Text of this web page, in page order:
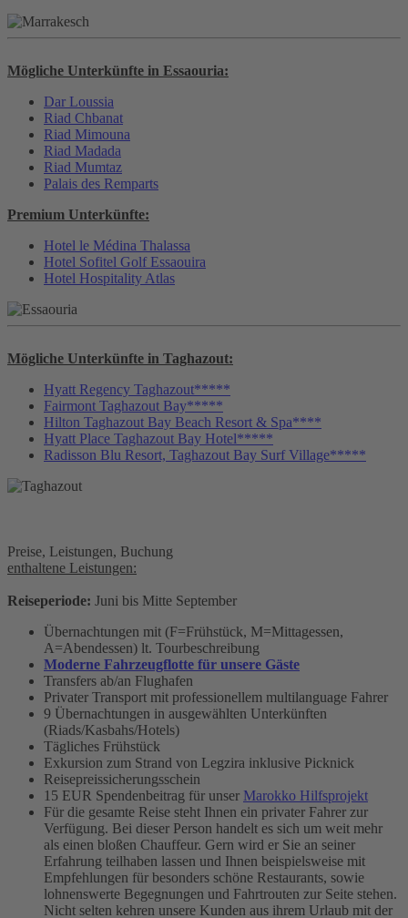
Mögliche Unterkünfte in Essaouria:
Dar Loussia
Riad Chbanat
Riad Mimouna
Riad Madada
Riad Mumtaz
Palais des Remparts
Premium Unterkünfte:
Hotel le Médina Thalassa
Hotel Sofitel Golf Essaouira
Hotel Hospitality Atlas
Mögliche Unterkünfte in Taghazout:
Hyatt Regency Taghazout*****
Fairmont Taghazout Bay*****
Hilton Taghazout Bay Beach Resort & Spa****
Hyatt Place Taghazout Bay Hotel*****
Radisson Blu Resort, Taghazout Bay Surf Village*****
Preise, Leistungen, Buchung
enthaltene Leistungen:
Reiseperiode: Juni bis Mitte September
Übernachtungen mit (F=Frühstück, M=Mittagessen,
A=Abendessen) lt. Tourbeschreibung
Moderne Fahrzeugflotte für unsere Gäste
Transfers ab/an Flughafen
Privater Transport mit professionellem multilanguage Fahrer
9 Übernachtungen in ausgewählten Unterkünften
(Riads/Kasbahs/Hotels)
Tägliches Frühstück
Exkursion zum Strand von Legzira inklusive Picknick
Reisepreissicherungsschein
15 EUR Spendenbeitrag für unser Marokko Hilfsprojekt
Für die gesamte Reise steht Ihnen ein privater Fahrer zur
Verfügung. Bei dieser Person handelt es sich um weit mehr
als einen bloßen Chauffeur. Gern wird er Sie an seiner
Erfahrung teilhaben lassen und Ihnen beispielsweise mit
Empfehlungen für besonders schöne Restaurants, sowie
lohnenswerte Begegnungen und Fahrtrouten zur Seite stehen.
Nicht selten kehren unsere Kunden aus ihrem Urlaub mit der